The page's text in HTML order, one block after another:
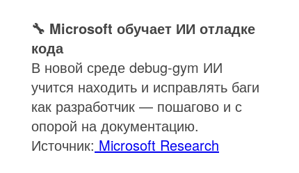
🔧 Microsoft обучает ИИ отладке
кода
В новой среде debug-gym ИИ
учится находить и исправлять баги
как разработчик — пошагово и с
опорой на документацию.
Источник: Microsoft Research